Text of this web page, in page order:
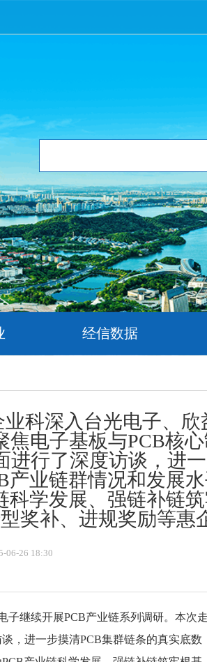
经信数据
科深入台光电子、欣
电子基板与PCB核
行了深度访谈，进
业链群情况和发展水
学发展、强链补链
奖补、进规奖励等惠
26 18:30
继续开展PCB产业链系列调研。本次
，进一步摸清PCB集群链条的真实底数